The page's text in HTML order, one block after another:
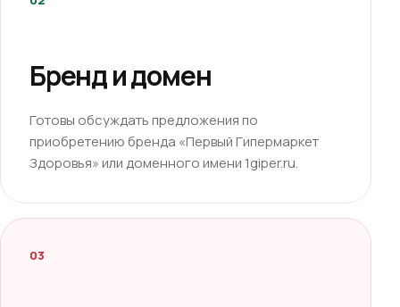
Бренд и домен
Готовы обсуждать предложения по
приобретению бренда «Первый Гипермаркет
Здоровья» или доменного имени 1giper.ru.
03